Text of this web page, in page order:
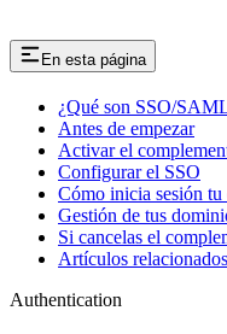
En esta página
¿Qué son SSO/
Antes de empezar
Activar el
Configurar el SSO
Cómo inicia sesión
Gestión de tus
Si cancelas el
Artículos relacionados
Authentication